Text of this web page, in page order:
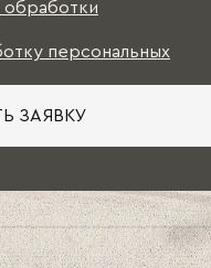
и какое-то время Вам в
обработки
персональных
ЗАЯВКУ